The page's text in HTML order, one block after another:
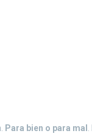
Para bien o para mal